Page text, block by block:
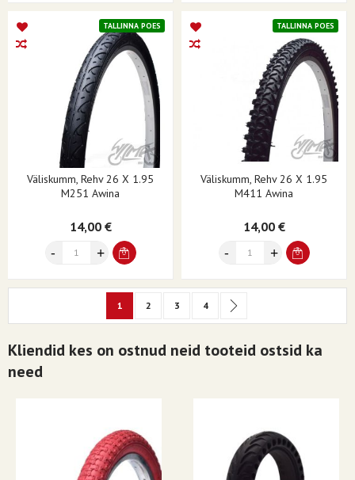
TALLINNA POES
Väliskumm, Rehv 26 X 1.95
M251 Awina
14,00 €
TALLINNA POES
Väliskumm, Rehv 26 X 1.95
M411 Awina
14,00 €
You're currently reading page
1 Page
2 Page
3 Page
4
Kliendid kes on ostnud neid tooteid ostsid ka
need